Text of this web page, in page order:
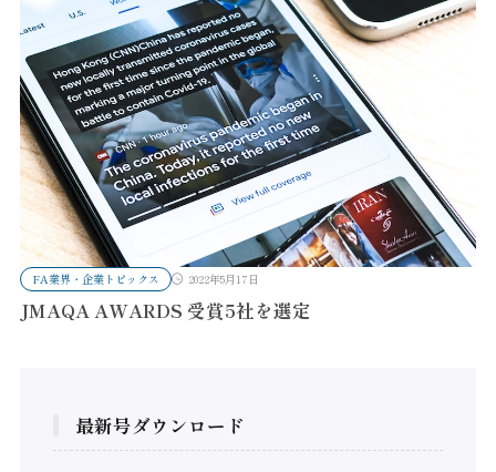
FA業界・企業トピックス 2022年5月17日
JMAQA AWARDS 受賞5社を選定
最新号ダウンロード